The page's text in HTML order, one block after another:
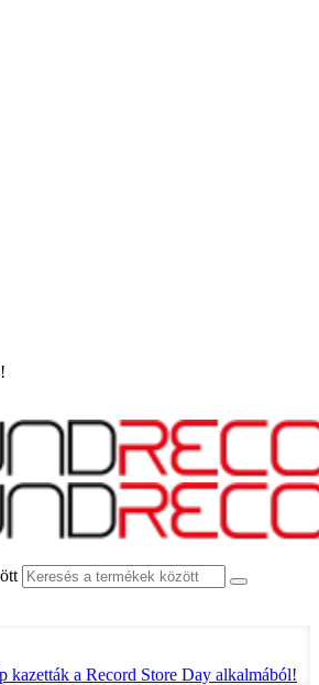
kazetták a Record Store Day alkalmából!